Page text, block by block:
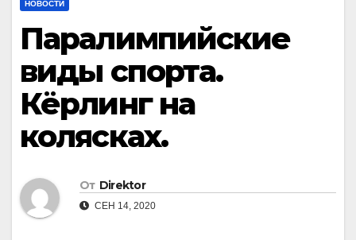
НОВОСТИ
Паралимпийские
виды спорта.
Кёрлинг на
колясках.
От Direktor
СЕН 14, 2020